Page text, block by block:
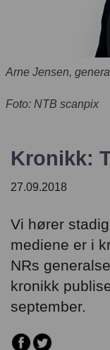
Arne Jensen,
Foto: NTB scanpix
Kronikk:
27.09.2018
Vi hører
mediene er i
NRs
kronikk
september.